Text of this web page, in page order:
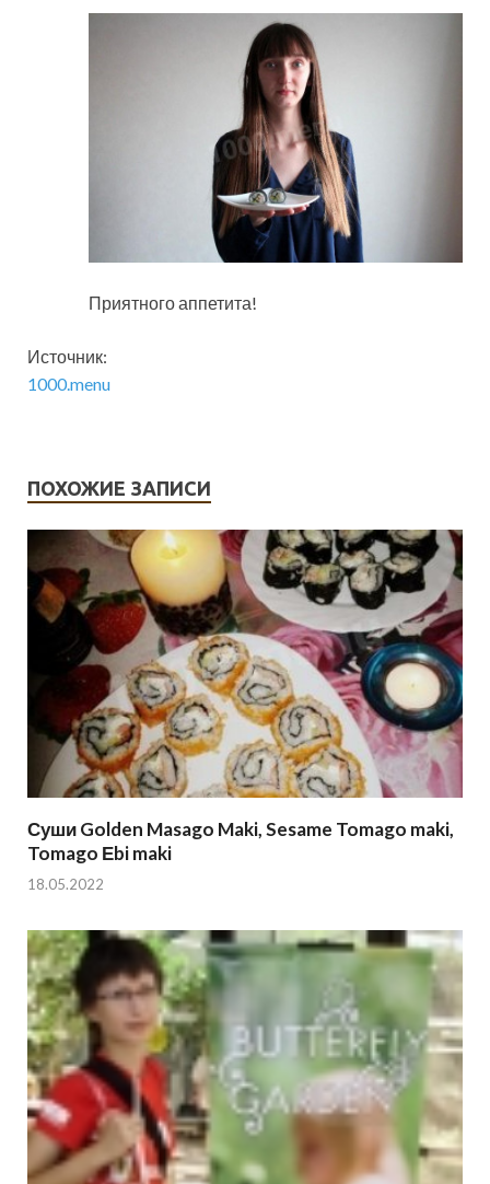
Приятного аппетита!
Источник:
1000.menu
ПОХОЖИЕ ЗАПИСИ
Суши Golden Masago Maki, Sesame Tomago maki,
Tomago Еbi maki
18.05.2022